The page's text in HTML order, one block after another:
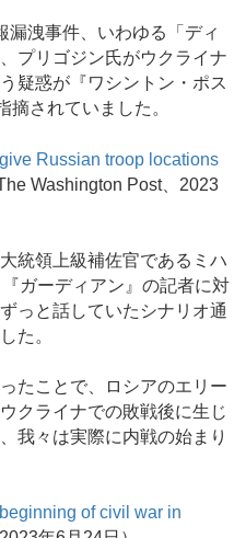
洩事件、いわゆる「ディ
プリゴジン氏がウクライナ
疑惑が『ワシントン・ポス
摘されていました。
Russian troop locations
The Washington Post、2023
統領上級補佐官であるミハ
ガーディアン』の記者に対
っと話していたシナリオ通
た。
たことで、ロシアのエリー
クライナでの敗戦後に生じ
我々は実際に内戦の始まり
of civil war in